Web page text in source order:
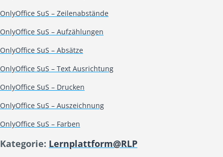
OnlyOffice SuS – Zeilenabstände
OnlyOffice SuS – Aufzählungen
OnlyOffice SuS – Absätze
OnlyOffice SuS – Text Ausrichtung
OnlyOffice SuS – Drucken
OnlyOffice SuS – Auszeichnung
OnlyOffice SuS – Farben
Kategorie: Lernplattform@RLP